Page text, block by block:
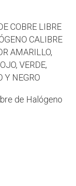
COBRE LIBRE
CALIBRE
AMARILLO,
VERDE,
Y NEGRO
de Halógeno